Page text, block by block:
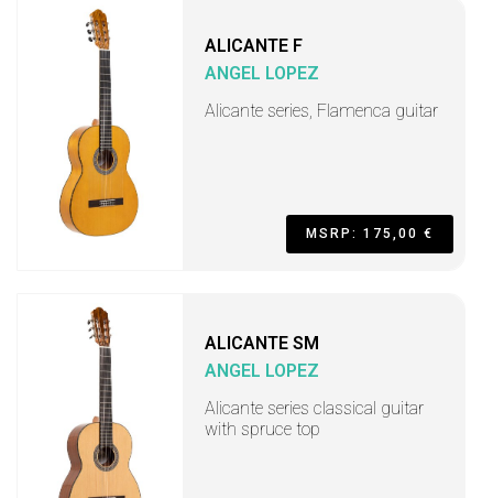
ALICANTE F
ANGEL LOPEZ
Alicante series, Flamenca guitar
MSRP: 175,00 €
ALICANTE SM
ANGEL LOPEZ
Alicante series classical guitar
with spruce top